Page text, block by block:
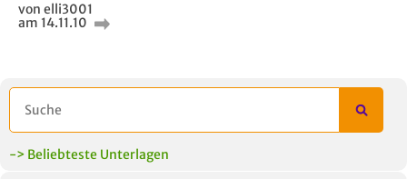
von elli3001
am 14.11.10
-> Beliebteste Unterlagen